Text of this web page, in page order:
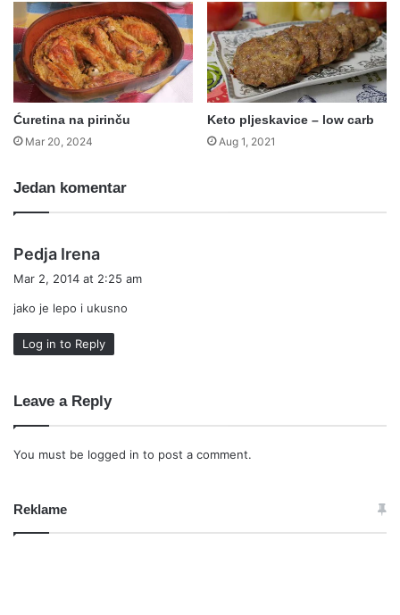
Ćuretina na pirinču
Mar 20, 2024
Keto pljeskavice – low carb
Aug 1, 2021
Jedan komentar
Pedja Irena
a
s
:
Mar 2, 2014 at 2:25 am
jako je lepo i ukusno
Log in to Reply
Leave a Reply
You must be logged in to post a comment.
Reklame